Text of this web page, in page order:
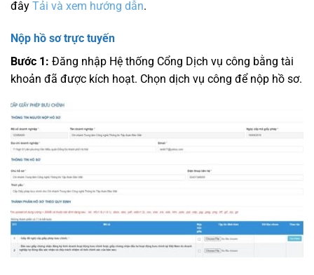
đây Tải và xem hướng dẫn.
Nộp hồ sơ trực tuyến
Bước 1: Đăng nhập Hệ thống Cổng Dịch vụ công bằng tài
khoản đã được kích hoạt. Chọn dịch vụ công để nộp hồ sơ.